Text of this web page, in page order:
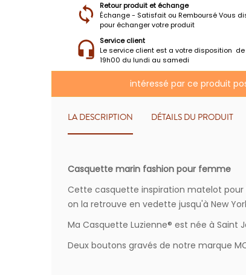
Retour produit et échange
Échange - Satisfait ou Remboursé Vous
pour échanger votre produit
Service client
Le service client est a votre disposition de
19h00 du lundi au samedi
intéressé par ce produit
LA DESCRIPTION DÉTAILS DU PRODUIT
Casquette marin fashion pour femme
Cette casquette inspiration matelot
on la retrouve en vedette jusqu'à New
Ma Casquette Luzienne® est née à
Deux boutons gravés de notre marque